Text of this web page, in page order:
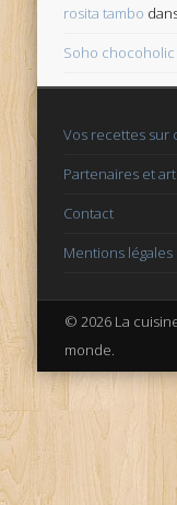
rosita tambo
Soho chocoholic
Vos recettes sur
Partenaires et
Contact
Mentions légales
© 2026 La
monde.